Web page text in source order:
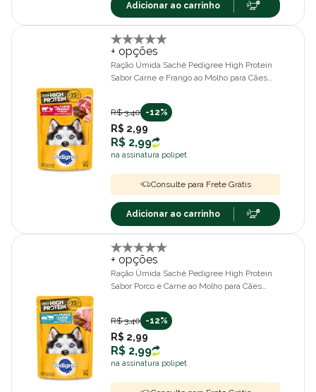
Adicionar ao carrinho
+ opções
Ração Úmida Sachê Pedigree High Protein
Sabor Carne e Frango ao Molho para Cães
R$ 3,40 -12%
R$ 2,99
R$ 2,99
na assinatura polipet
Consulte para Frete Grátis
Adicionar ao carrinho
+ opções
Ração Úmida Sachê Pedigree High Protein
Sabor Porco e Carne ao Molho para Cães
R$ 3,40 -12%
R$ 2,99
R$ 2,99
na assinatura polipet